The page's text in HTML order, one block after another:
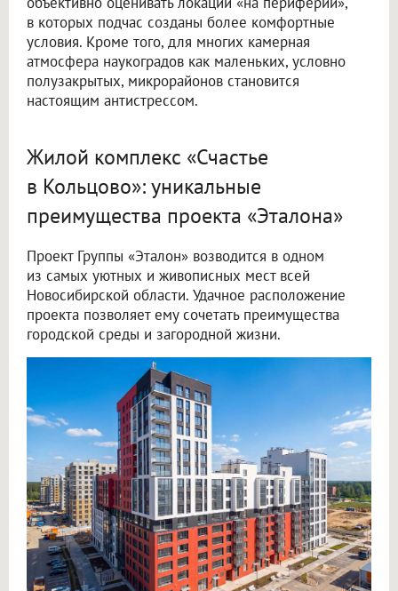
в которых подчас созданы более комфортные
условия. Кроме того, для многих камерная
атмосфера наукоградов как маленьких, условно
полузакрытых, микрорайонов становится
настоящим антистрессом.
Жилой комплекс «Счастье
в Кольцово»: уникальные
преимущества проекта «Эталона»
Проект Группы «Эталон» возводится в одном
из самых уютных и живописных мест всей
Новосибирской области. Удачное расположение
проекта позволяет ему сочетать преимущества
городской среды и загородной жизни.